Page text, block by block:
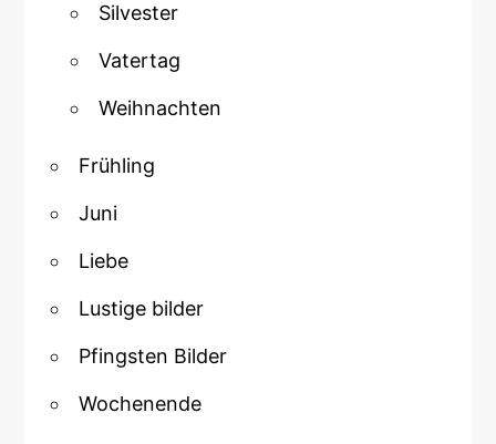
Silvester
Vatertag
Weihnachten
Frühling
Juni
Liebe
Lustige bilder
Pfingsten Bilder
Wochenende